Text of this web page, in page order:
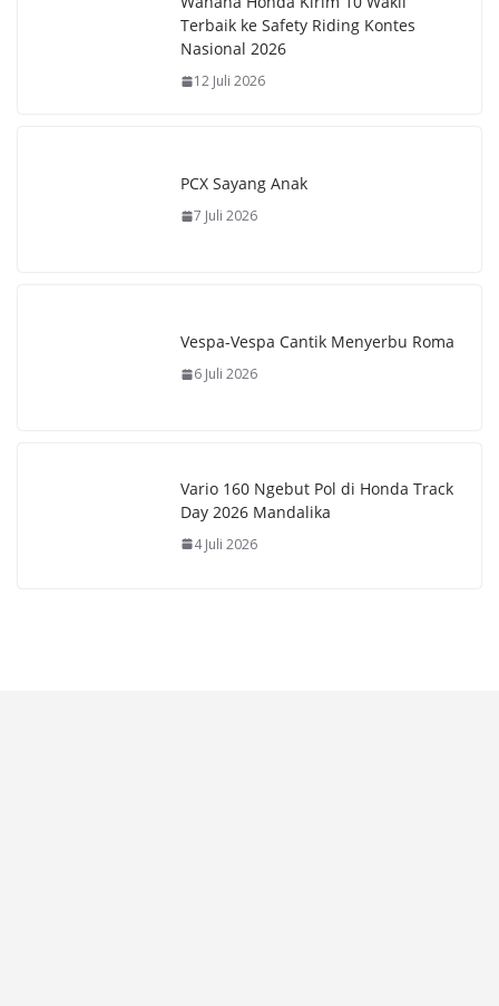
Terbaik ke Safety Riding Kontes
Nasional 2026
12 Juli 2026
PCX Sayang Anak
7 Juli 2026
Vespa-Vespa Cantik Menyerbu Roma
6 Juli 2026
Vario 160 Ngebut Pol di Honda Track
Day 2026 Mandalika
4 Juli 2026